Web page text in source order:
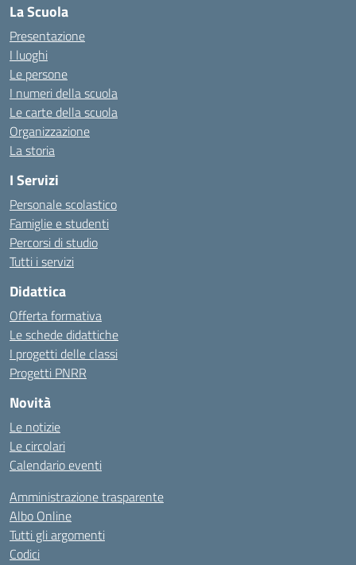
La Scuola
Presentazione
I luoghi
Le persone
I numeri della scuola
Le carte della scuola
Organizzazione
La storia
I Servizi
Personale scolastico
Famiglie e studenti
Percorsi di studio
Tutti i servizi
Didattica
Offerta formativa
Le schede didattiche
I progetti delle classi
Progetti PNRR
Novità
Le notizie
Le circolari
Calendario eventi
Amministrazione trasparente
Albo Online
Tutti gli argomenti
Codici